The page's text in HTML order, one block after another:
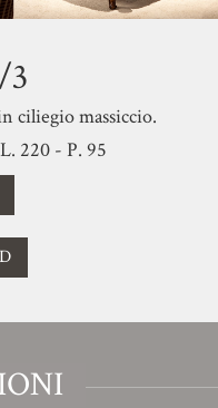
3
ciliegio massiccio.
220 - P. 95